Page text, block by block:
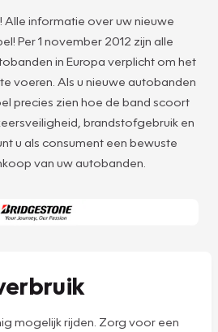
Alle informatie over uw nieuwe
Per 1 november 2012 zijn alle
in Europa verplicht om het
voeren. Als u nieuwe autobanden
precies zien hoe de band scoort
brandstofgebruik en
u als consument een bewuste
van uw autobanden.
mogelijk rijden. Zorg voor een